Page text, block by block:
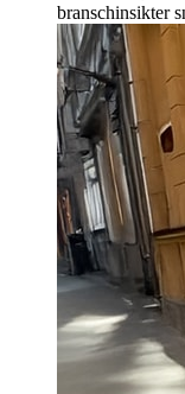
branschinsikter